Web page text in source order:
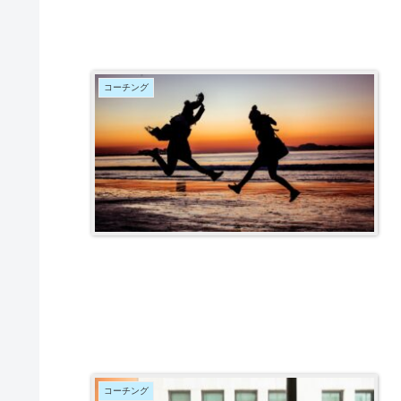
コーチング
コーチング